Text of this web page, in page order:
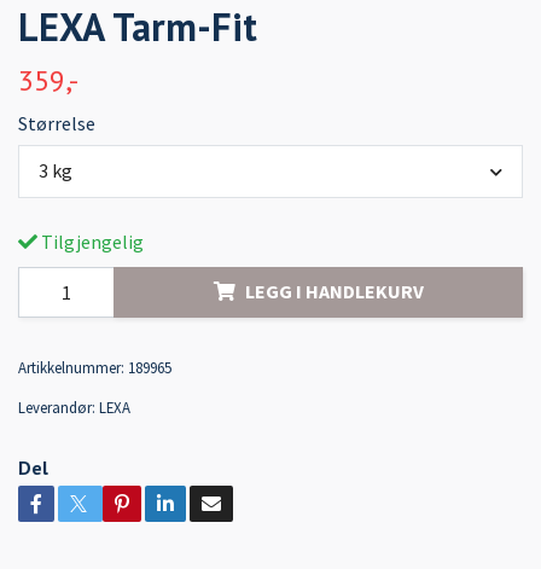
LEXA Tarm-Fit
359,-
Størrelse
3 kg
Tilgjengelig
LEGG I HANDLEKURV
Artikkelnummer: 189965
Leverandør: LEXA
Del